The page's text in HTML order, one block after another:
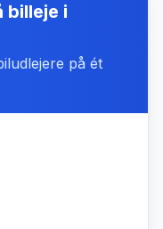
billeje i
på ét